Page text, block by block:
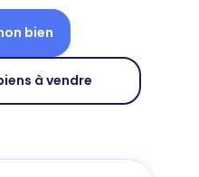
bien
à vendre